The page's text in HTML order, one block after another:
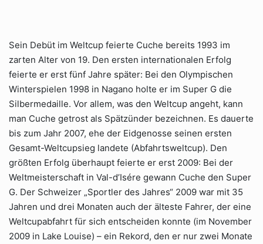
Sein Debüt im Weltcup feierte Cuche bereits 1993 im
zarten Alter von 19. Den ersten internationalen Erfolg
feierte er erst fünf Jahre später: Bei den Olympischen
Winterspielen 1998 in Nagano holte er im Super G die
Silbermedaille. Vor allem, was den Weltcup angeht, kann
man Cuche getrost als Spätzünder bezeichnen. Es dauerte
bis zum Jahr 2007, ehe der Eidgenosse seinen ersten
Gesamt-Weltcupsieg landete (Abfahrtsweltcup). Den
größten Erfolg überhaupt feierte er erst 2009: Bei der
Weltmeisterschaft in Val-d’Isére gewann Cuche den Super
G. Der Schweizer „Sportler des Jahres“ 2009 war mit 35
Jahren und drei Monaten auch der älteste Fahrer, der eine
Weltcupabfahrt für sich entscheiden konnte (im November
2009 in Lake Louise) – ein Rekord, den er nur zwei Monate